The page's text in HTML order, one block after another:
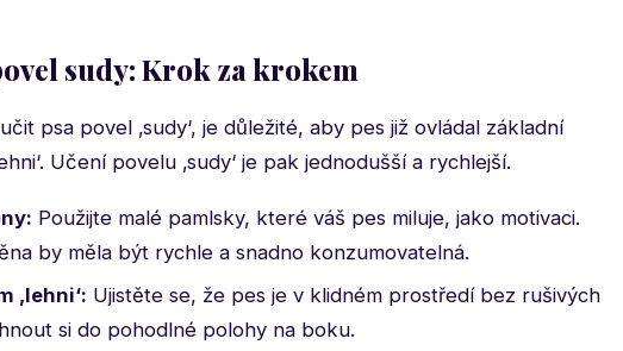
sudy: Krok za krokem
psa povel ‚sudy‘, je důležité, aby pes již ovládal základní
Učení povelu ‚sudy‘ je pak jednodušší a rychlejší.
Použijte malé pamlsky, které váš pes miluje, jako motivaci.
by měla být rychle a snadno konzumovatelná.
‚lehni‘: Ujistěte se, že pes je v klidném prostředí bez rušivých
si do pohodlné polohy na boku.